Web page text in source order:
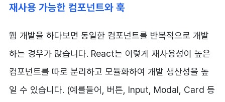
재사용 가능한 컴포넌트와 훅
웹 개발을 하다보면 동일한 컴포넌트를 반복적으로 개발
하는 경우가 많습니다. React는 이렇게 재사용성이 높은
컴포넌트를 따로 분리하고 모듈화하여 개발 생산성을 높
일 수 있습니다. (예를들어, 버튼, Input, Modal, Card 등